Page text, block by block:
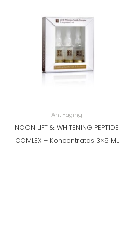
Anti-aging
NOON LIFT & WHITENING PEPTIDE
COMLEX – Koncentratas 3×5 ML